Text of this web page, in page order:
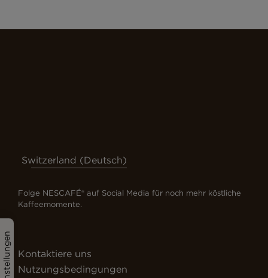
Switzerland (Deutsch)
Folge NESCAFÉ® auf Social Media für noch mehr köstliche
Kaffeemomente.
Kontaktiere uns
Nutzungsbedingungen